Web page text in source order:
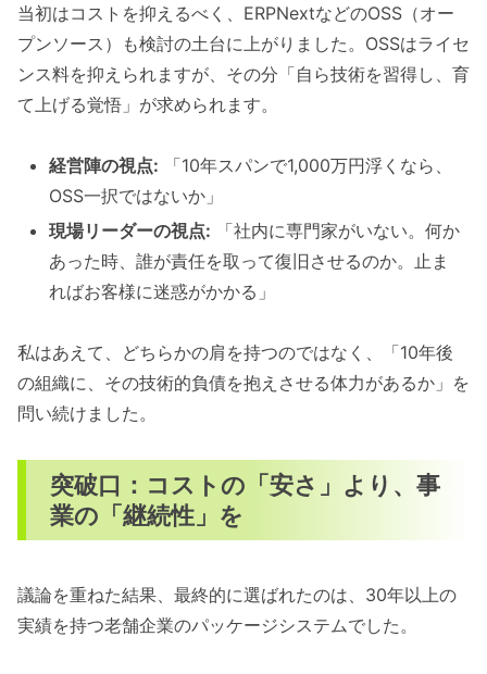
当初はコストを抑えるべく、ERPNextなどのOSS（オー
プンソース）も検討の土台に上がりました。OSSはライセ
ンス料を抑えられますが、その分「自ら技術を習得し、育
て上げる覚悟」が求められます。
経営陣の視点: 「10年スパンで1,000万円浮くなら、
OSS一択ではないか」
現場リーダーの視点: 「社内に専門家がいない。何か
あった時、誰が責任を取って復旧させるのか。止ま
ればお客様に迷惑がかかる」
私はあえて、どちらかの肩を持つのではなく、「10年後
の組織に、その技術的負債を抱えさせる体力があるか」を
問い続けました。
突破口：コストの「安さ」より、事
業の「継続性」を
議論を重ねた結果、最終的に選ばれたのは、30年以上の
実績を持つ老舗企業のパッケージシステムでした。